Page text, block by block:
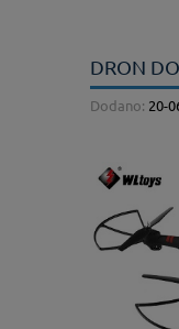
DRON
Dodano: 20-